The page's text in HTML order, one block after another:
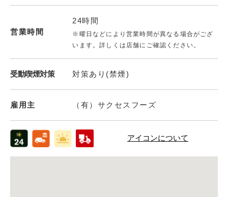
営業時間
24時間
※曜日などにより営業時間が異なる場合がござ
います。詳しくは店舗にご確認ください。
受動喫煙対策 対策あり(禁煙)
雇用主 （有）サクセスフーズ
アイコンについて